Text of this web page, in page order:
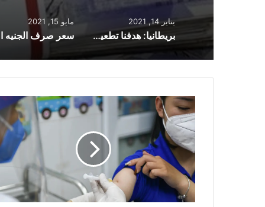
يناير 14, 2021
بريطانيا: هدفنا تطعيم 16 مليون مواطناً قبل 15 فبراير
مايو 15, 2021
دراسة:
النساء
يبلغن
عن
آثار
جانبية
للقاحات
كورونا
أكثر